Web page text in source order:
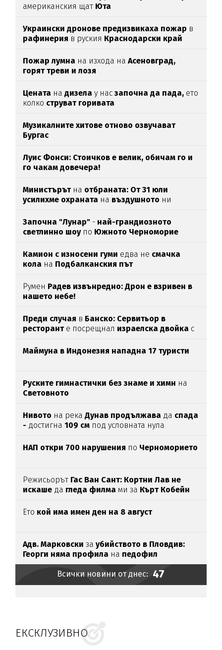
американския щат Юта
Украински дронове предизвикаха пожар в
рафинерия в руския Краснодарски край
Пожар лумна на изхода наАсеновград,
горят треви и лозя
Цената надизела у насзапочна да пада, ето
колко струват горивата
Музикалните хитове отново озвучават
Бургас
Луис Фонси: Стоичков е велик, обичам го и
го чакам довечера!
Министърътна отбраната: От 31 юли
усилихме охраната на въздушното ни
Започна "Лунар" - най-грандиозното
светлинно шоупо Южното Черноморие
Камион с износени гуми едва нe смачка
кола на Подбалканския път
Румен Радев извънредно: Дрон е взривен в
нашето небе!
Преди случая в Банско: Сервитьор в
ресторант е посрещнал израелска двойка с
Маймуна в Индонезия нападна 17 туристи
Руските гимнастички без знаме и химн на
Световното
Нивото на рекаДунав продължава да спада
- достигна109 см под условната нула
НАП откри 700 нарушения по Черноморието
Режисьорът Гас Ван Сант: Кортни Лав не
искаше да гледа филма ми за Кърт Кобейн
Ето кой има имен ден на 8 август
Адв. Марковски заубийството в Пловдив:
Георги няма профила на педофил
Всички новини от днес: 47
ЕКСКЛУЗИВНО